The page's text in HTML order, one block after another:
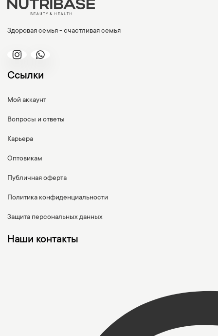
Здоровая семья - счастливая семья
Ссылки
Мой аккаунт
Вопросы и ответы
Карьера
Оптовикам
Публичная оферта
Политика конфиденциальности
Защита персональных данных
Наши контакты